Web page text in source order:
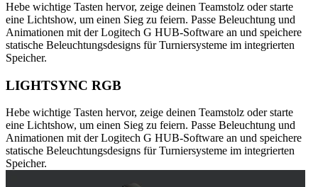
Hebe wichtige Tasten hervor, zeige deinen Teamstolz oder starte
eine Lichtshow, um einen Sieg zu feiern. Passe Beleuchtung und
Animationen mit der Logitech G HUB-Software an und speichere
statische Beleuchtungsdesigns für Turniersysteme im integrierten
Speicher.
LIGHTSYNC RGB
Hebe wichtige Tasten hervor, zeige deinen Teamstolz oder starte
eine Lichtshow, um einen Sieg zu feiern. Passe Beleuchtung und
Animationen mit der Logitech G HUB-Software an und speichere
statische Beleuchtungsdesigns für Turniersysteme im integrierten
Speicher.